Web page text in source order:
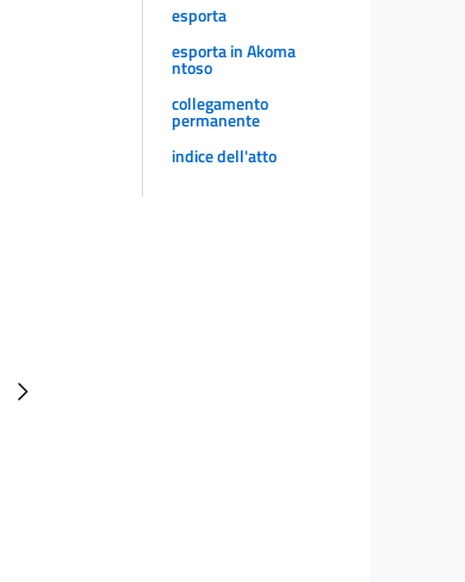
esporta
esporta in Akoma
ntoso
collegamento
permanente
indice dell'atto